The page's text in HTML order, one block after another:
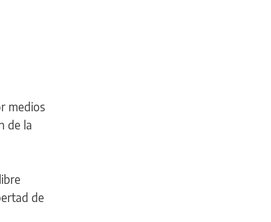
medios
de la
de